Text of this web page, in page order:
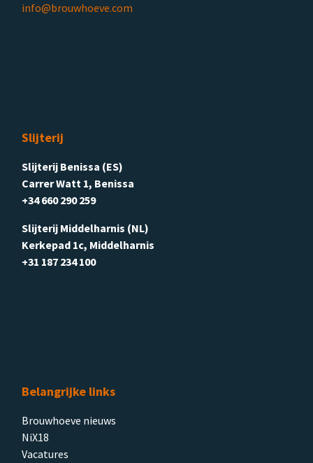
info@brouwhoeve.com
Slijterij
Slijterij Benissa (ES)
Carrer Watt 1, Benissa
+34 660 290 259
Slijterij Middelharnis (NL)
Kerkepad 1c, Middelharnis
+31 187 234 100
Belangrijke links
Brouwhoeve nieuws
NiX18
Vacatures